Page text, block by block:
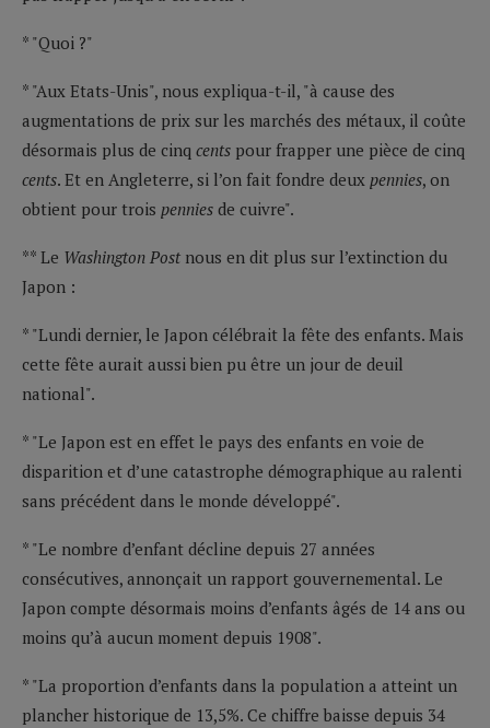
* "Quoi ?"
* "Aux Etats-Unis", nous expliqua-t-il, "à cause des
augmentations de prix sur les marchés des métaux, il coûte
désormais plus de cinq cents pour frapper une pièce de cinq
cents. Et en Angleterre, si l’on fait fondre deux pennies, on
obtient pour trois pennies de cuivre".
** Le Washington Post nous en dit plus sur l’extinction du
Japon :
* "Lundi dernier, le Japon célébrait la fête des enfants. Mais
cette fête aurait aussi bien pu être un jour de deuil
national".
* "Le Japon est en effet le pays des enfants en voie de
disparition et d’une catastrophe démographique au ralenti
sans précédent dans le monde développé".
* "Le nombre d’enfant décline depuis 27 années
consécutives, annonçait un rapport gouvernemental. Le
Japon compte désormais moins d’enfants âgés de 14 ans ou
moins qu’à aucun moment depuis 1908".
* "La proportion d’enfants dans la population a atteint un
plancher historique de 13,5%. Ce chiffre baisse depuis 34